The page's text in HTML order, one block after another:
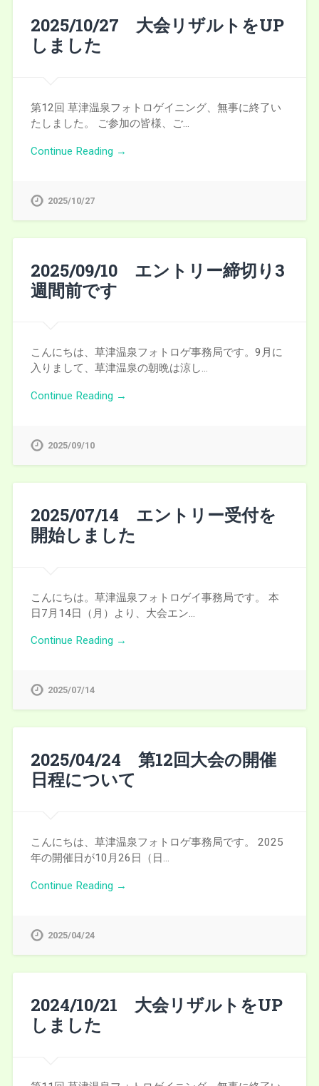
2025/10/27 大会リザルトをUP
しました
第12回 草津温泉フォトロゲイニング、無事に終了い
たしました。 ご参加の皆様、ご…
Continue Reading →
2025/10/27
2025/09/10 エントリー締切り3
週間前です
こんにちは、草津温泉フォトロゲ事務局です。9月に
入りまして、草津温泉の朝晩は涼し…
Continue Reading →
2025/09/10
2025/07/14 エントリー受付を
開始しました
こんにちは。草津温泉フォトロゲイ事務局です。 本
日7月14日（月）より、大会エン…
Continue Reading →
2025/07/14
2025/04/24 第12回大会の開催
日程について
こんにちは、草津温泉フォトロゲ事務局です。 2025
年の開催日が10月26日（日…
Continue Reading →
2025/04/24
2024/10/21 大会リザルトをUP
しました